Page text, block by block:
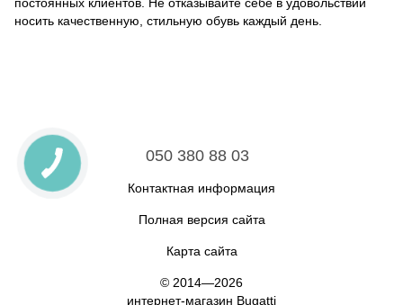
носить качественную, стильную обувь каждый день.
050 380 88 03
Контактная информация
Полная версия сайта
Карта сайта
© 2014—2026
интернет-магазин Bugatti